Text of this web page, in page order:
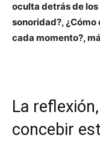
oculta detrás de los
sonoridad?,
cada momento?,
La
concebir